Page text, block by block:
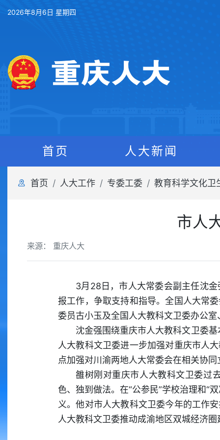
2026年8月6日 星期四
首页 人大新闻
首页 人大工作 专委工委 教育科学文化卫
市人
来源： 重庆人大
3月28日，市人大常委会副主任沈
报工作，争取支持和指导。全国人大常
委员古小玉及全国人大教科文卫委办公
沈金强围绕重庆市人大教科文卫委
人大教科文卫委进一步加强对重庆市人
点加强对川渝两地人大常委会在相关协
雒树刚对重庆市人大教科文卫委过
色、独到做法。在“公参民”学校治理和“
义。他对市人大教科文卫委今年的工作
人大教科文卫委推动成渝地区双城经济